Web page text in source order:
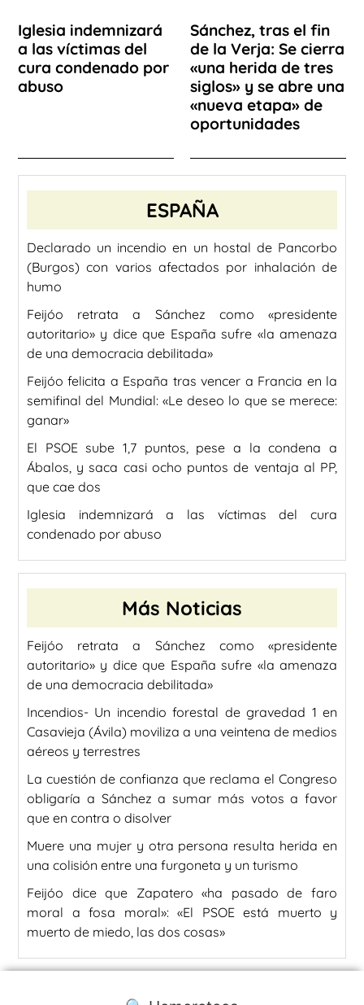
Iglesia indemnizará
a las víctimas del
cura condenado por
abuso
Sánchez, tras el fin
de la Verja: Se cierra
«una herida de tres
siglos» y se abre una
«nueva etapa» de
oportunidades
ESPAÑA
Declarado un incendio en un hostal de Pancorbo
(Burgos) con varios afectados por inhalación de
humo
Feijóo retrata a Sánchez como «presidente
autoritario» y dice que España sufre «la amenaza
de una democracia debilitada»
Feijóo felicita a España tras vencer a Francia en la
semifinal del Mundial: «Le deseo lo que se merece:
ganar»
El PSOE sube 1,7 puntos, pese a la condena a
Ábalos, y saca casi ocho puntos de ventaja al PP,
que cae dos
Iglesia indemnizará a las víctimas del cura
condenado por abuso
Más Noticias
Feijóo retrata a Sánchez como «presidente
autoritario» y dice que España sufre «la amenaza
de una democracia debilitada»
Incendios- Un incendio forestal de gravedad 1 en
Casavieja (Ávila) moviliza a una veintena de medios
aéreos y terrestres
La cuestión de confianza que reclama el Congreso
obligaría a Sánchez a sumar más votos a favor
que en contra o disolver
Muere una mujer y otra persona resulta herida en
una colisión entre una furgoneta y un turismo
Feijóo dice que Zapatero «ha pasado de faro
moral a fosa moral»: «El PSOE está muerto y
muerto de miedo, las dos cosas»